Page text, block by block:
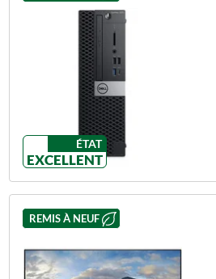
ÉTAT
EXCELLENT
REMIS À NEUF